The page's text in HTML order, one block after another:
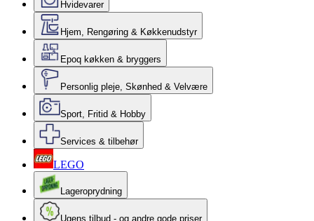
Hvidevarer
Hjem, Rengøring & Køkkenudstyr
Epoq køkken & bryggers
Personlig pleje, Skønhed & Velvære
Sport, Fritid & Hobby
Services & tilbehør
LEGO
Lageroprydning
Ugens tilbud - og andre gode priser